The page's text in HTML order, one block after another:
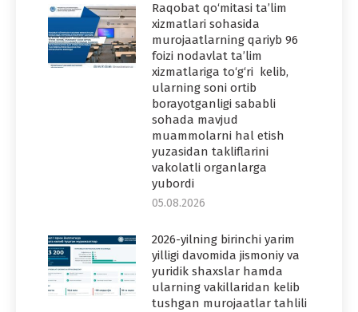
Raqobat qo‘mitasi ta’lim
xizmatlari sohasida
murojaatlarning qariyb 96
foizi nodavlat ta’lim
xizmatlariga to‘g‘ri kelib,
ularning soni ortib
borayotganligi sababli
sohada mavjud
muammolarni hal etish
yuzasidan takliflarini
vakolatli organlarga
yubordi
05.08.2026
2026-yilning birinchi yarim
yilligi davomida jismoniy va
yuridik shaxslar hamda
ularning vakillaridan kelib
tushgan murojaatlar tahlili